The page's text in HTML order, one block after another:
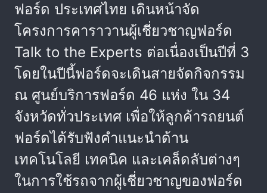
ฟอร์ด ประเทศไทย เดินหน้าจัด
โครงการคาราวานผู้เชี่ยวชาญฟอร์ด
Talk to the Experts ต่อเนื่องเป็นปีที่ 3
โดยในปีนี้ฟอร์ดจะเดินสายจัดกิจกรรม
ณ ศูนย์บริการฟอร์ด 46 แห่ง ใน 34
จังหวัดทั่วประเทศ เพื่อให้ลูกค้ารถยนต์
ฟอร์ดได้รับฟังคำแนะนำด้าน
เทคโนโลยี เทคนิค และเคล็ดลับต่างๆ
ในการใช้รถจากผู้เชี่ยวชาญของฟอร์ด